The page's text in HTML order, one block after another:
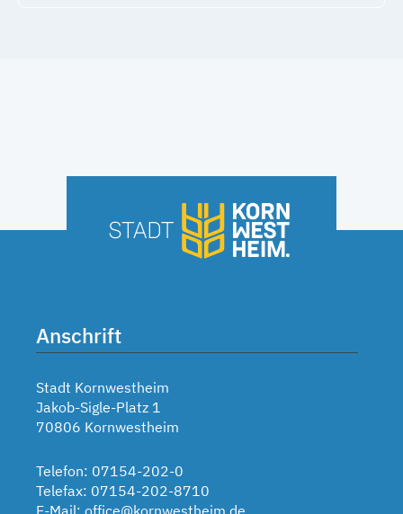
Anschrift
Stadt Kornwestheim
Jakob-Sigle-Platz 1
70806 Kornwestheim
Telefon: 07154-202-0
Telefax: 07154-202-8710
E-Mail: office@kornwestheim.de